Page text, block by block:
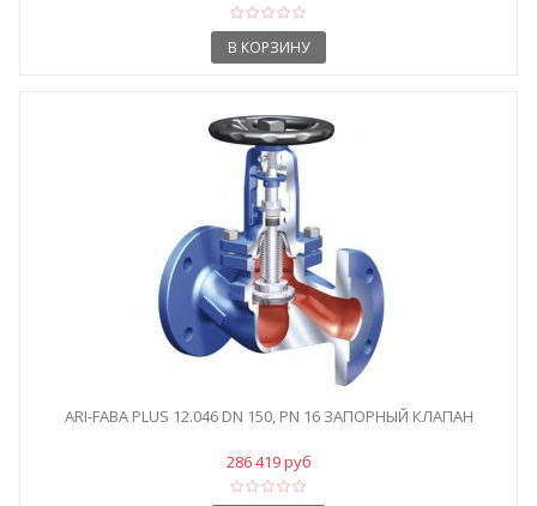
В КОРЗИНУ
ARI-FABA PLUS 12.046 DN 150, PN 16 ЗАПОРНЫЙ КЛАПАН
286 419 руб